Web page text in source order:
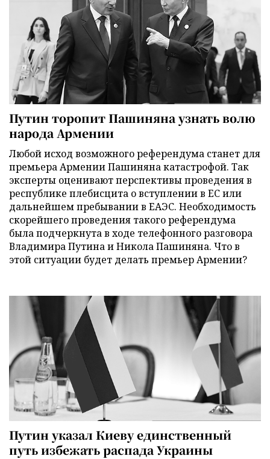
Путин торопит Пашиняна узнать волю
народа Армении
Любой исход возможного референдума станет для
премьера Армении Пашиняна катастрофой. Так
эксперты оценивают перспективы проведения в
республике плебисцита о вступлении в ЕС или
дальнейшем пребывании в ЕАЭС. Необходимость
скорейшего проведения такого референдума
была подчеркнута в ходе телефонного разговора
Владимира Путина и Никола Пашиняна. Что в
этой ситуации будет делать премьер Армении?
Путин указал Киеву единственный
путь избежать распада Украины